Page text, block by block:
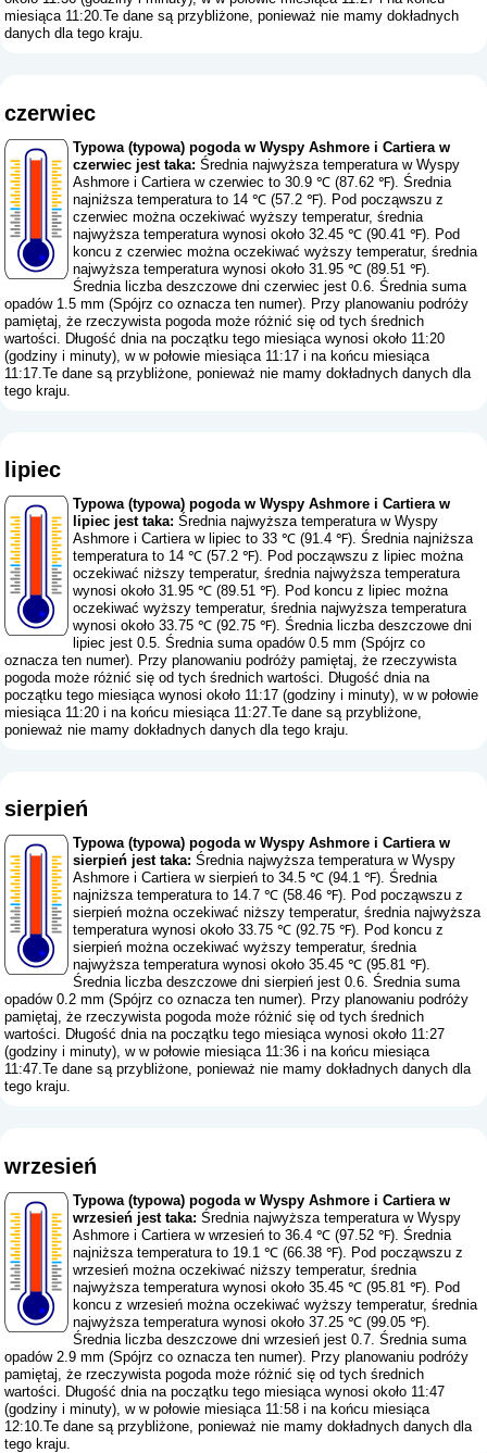
miesiąca 11:20.Te dane są przybliżone, ponieważ nie mamy dokładnych
danych dla tego kraju.
czerwiec
Typowa (typowa) pogoda w Wyspy Ashmore i Cartiera w
czerwiec jest taka: Średnia najwyższa temperatura w Wyspy
Ashmore i Cartiera w czerwiec to 30.9 ℃ (87.62 ℉). Średnia
najniższa temperatura to 14 ℃ (57.2 ℉). Pod począwszu z
czerwiec można oczekiwać wyższy temperatur, średnia
najwyższa temperatura wynosi około 32.45 ℃ (90.41 ℉). Pod
koncu z czerwiec można oczekiwać wyższy temperatur, średnia
najwyższa temperatura wynosi około 31.95 ℃ (89.51 ℉).
Średnia liczba deszczowe dni czerwiec jest 0.6. Średnia suma
opadów 1.5 mm (Spójrz co oznacza ten numer). Przy planowaniu podróży
pamiętaj, że rzeczywista pogoda może różnić się od tych średnich
wartości. Długość dnia na początku tego miesiąca wynosi około 11:20
(godziny i minuty), w w połowie miesiąca 11:17 i na końcu miesiąca
11:17.Te dane są przybliżone, ponieważ nie mamy dokładnych danych dla
tego kraju.
lipiec
Typowa (typowa) pogoda w Wyspy Ashmore i Cartiera w
lipiec jest taka: Średnia najwyższa temperatura w Wyspy
Ashmore i Cartiera w lipiec to 33 ℃ (91.4 ℉). Średnia najniższa
temperatura to 14 ℃ (57.2 ℉). Pod począwszu z lipiec można
oczekiwać niższy temperatur, średnia najwyższa temperatura
wynosi około 31.95 ℃ (89.51 ℉). Pod koncu z lipiec można
oczekiwać wyższy temperatur, średnia najwyższa temperatura
wynosi około 33.75 ℃ (92.75 ℉). Średnia liczba deszczowe dni
lipiec jest 0.5. Średnia suma opadów 0.5 mm (Spójrz co
oznacza ten numer). Przy planowaniu podróży pamiętaj, że rzeczywista
pogoda może różnić się od tych średnich wartości. Długość dnia na
początku tego miesiąca wynosi około 11:17 (godziny i minuty), w w połowie
miesiąca 11:20 i na końcu miesiąca 11:27.Te dane są przybliżone,
ponieważ nie mamy dokładnych danych dla tego kraju.
sierpień
Typowa (typowa) pogoda w Wyspy Ashmore i Cartiera w
sierpień jest taka: Średnia najwyższa temperatura w Wyspy
Ashmore i Cartiera w sierpień to 34.5 ℃ (94.1 ℉). Średnia
najniższa temperatura to 14.7 ℃ (58.46 ℉). Pod począwszu z
sierpień można oczekiwać niższy temperatur, średnia najwyższa
temperatura wynosi około 33.75 ℃ (92.75 ℉). Pod koncu z
sierpień można oczekiwać wyższy temperatur, średnia
najwyższa temperatura wynosi około 35.45 ℃ (95.81 ℉).
Średnia liczba deszczowe dni sierpień jest 0.6. Średnia suma
opadów 0.2 mm (Spójrz co oznacza ten numer). Przy planowaniu podróży
pamiętaj, że rzeczywista pogoda może różnić się od tych średnich
wartości. Długość dnia na początku tego miesiąca wynosi około 11:27
(godziny i minuty), w w połowie miesiąca 11:36 i na końcu miesiąca
11:47.Te dane są przybliżone, ponieważ nie mamy dokładnych danych dla
tego kraju.
wrzesień
Typowa (typowa) pogoda w Wyspy Ashmore i Cartiera w
wrzesień jest taka: Średnia najwyższa temperatura w Wyspy
Ashmore i Cartiera w wrzesień to 36.4 ℃ (97.52 ℉). Średnia
najniższa temperatura to 19.1 ℃ (66.38 ℉). Pod począwszu z
wrzesień można oczekiwać niższy temperatur, średnia
najwyższa temperatura wynosi około 35.45 ℃ (95.81 ℉). Pod
koncu z wrzesień można oczekiwać wyższy temperatur, średnia
najwyższa temperatura wynosi około 37.25 ℃ (99.05 ℉).
Średnia liczba deszczowe dni wrzesień jest 0.7. Średnia suma
opadów 2.9 mm (Spójrz co oznacza ten numer). Przy planowaniu podróży
pamiętaj, że rzeczywista pogoda może różnić się od tych średnich
wartości. Długość dnia na początku tego miesiąca wynosi około 11:47
(godziny i minuty), w w połowie miesiąca 11:58 i na końcu miesiąca
12:10.Te dane są przybliżone, ponieważ nie mamy dokładnych danych dla
tego kraju.